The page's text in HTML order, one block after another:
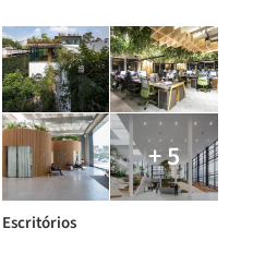
+ 5
Escritórios